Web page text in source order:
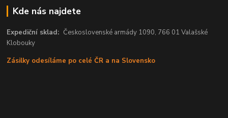
Kde nás najdete
Expediční sklad:Československé armády 1090, 766 01 Valašské
Klobouky
Zásilky odesíláme po celé ČR a na Slovensko